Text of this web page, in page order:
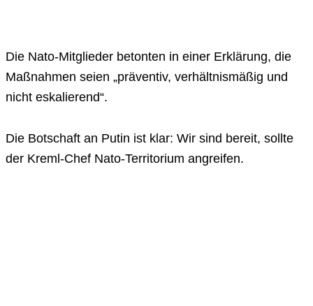
Die Nato-Mitglieder betonten in einer Erklärung, die
Maßnahmen seien „präventiv, verhältnismäßig und
nicht eskalierend“.
Die Botschaft an Putin ist klar: Wir sind bereit, sollte
der Kreml-Chef Nato-Territorium angreifen.